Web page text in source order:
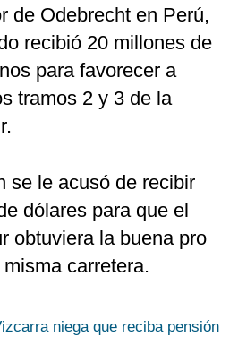
de Odebrecht en Perú,
recibió 20 millones de
para favorecer a
tramos 2 y 3 de la
se le acusó de recibir
dólares para que el
obtuviera la buena pro
carretera.
niega que reciba pensión